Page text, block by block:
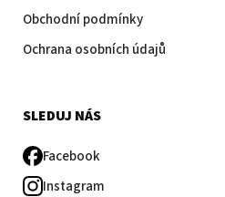
Obchodní podmínky
Ochrana osobních údajů
SLEDUJ NÁS
Facebook
Instagram